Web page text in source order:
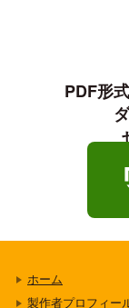
PDF形
ホーム
製作者プロフィー